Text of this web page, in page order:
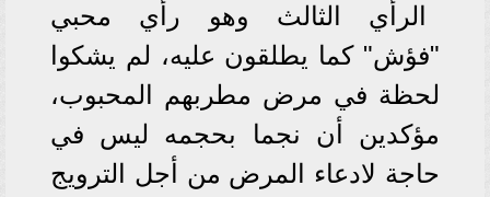
الرأي الثالث وهو رأي محبي
"فؤش" كما يطلقون عليه، لم يشكوا
لحظة في مرض مطربهم المحبوب،
مؤكدين أن نجما بحجمه ليس في
حاجة لادعاء المرض من أجل الترويج